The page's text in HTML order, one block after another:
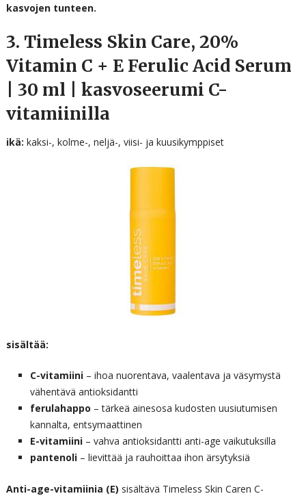
kasvojen tunteen.
3. Timeless Skin Care, 20%
Vitamin C + E Ferulic Acid Serum
| 30 ml | kasvoseerumi C-
vitamiinilla
ikä: kaksi-, kolme-, neljä-, viisi- ja kuusikymppiset
sisältää:
C-vitamiini– ihoa nuorentava, vaalentava ja väsymystä
vähentävä antioksidantti
ferulahappo – tärkeä ainesosa kudosten uusiutumisen
kannalta, entsymaattinen
E-vitamiini– vahva antioksidantti anti-age vaikutuksilla
pantenoli– lievittää ja rauhoittaa ihon ärsytyksiä
Anti-age-vitamiinia (E) sisältävä Timeless Skin Caren C-